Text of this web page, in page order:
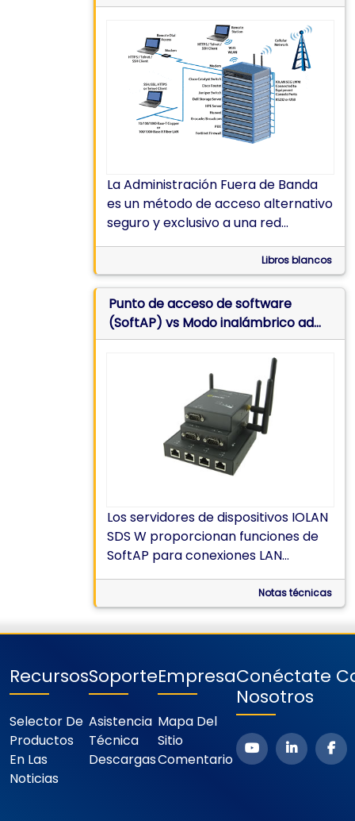
La Administración Fuera de Banda
es un método de acceso alternativo
seguro y exclusivo a una red
informática para administrar los
dispositivos conectados y los
activos informáticos sin utilizar la
LAN corporativa
Libros blancos
Punto de acceso de software
(SoftAP) vs Modo inalámbrico ad
hoc heredado
Los servidores de dispositivos IOLAN
SDS W proporcionan funciones de
SoftAP para conexiones LAN
inalámbricas punto a punto.
Notas técnicas
Recursos
Selector De
Productos
En Las
Noticias
Soporte
Asistencia
Técnica
Descargas
Empresa
Mapa Del
Sitio
Comentario
Conéctate
Nosotros